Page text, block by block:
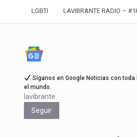
LGBTI LAVIBRANTE RADIO –
Síganos en Google Noticias con
el mundo.
lavibrante
Seguir